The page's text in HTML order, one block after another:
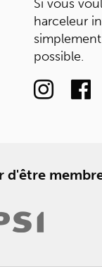
Si vous
harceleur
possible.
d'être